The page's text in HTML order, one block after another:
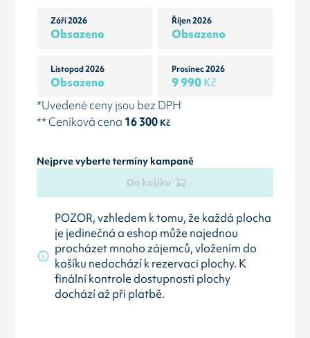
Září 2026
Obsazeno
Říjen 2026
Obsazeno
Listopad 2026
Obsazeno
Prosinec 2026
9 990Kč
*Uvedené ceny jsou bez DPH
** Ceníková cena 16 300Kč
Nejprve vyberte termíny kampaně
Do košíku
POZOR, vzhledem k tomu, že každá plocha
je jedinečná a eshop může najednou
procházet mnoho zájemců, vložením do
košíku nedochází k rezervaci plochy. K
finální kontrole dostupnosti plochy
dochází až při platbě.